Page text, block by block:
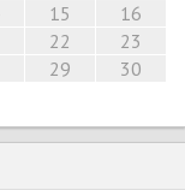
15
16
22
23
29
30